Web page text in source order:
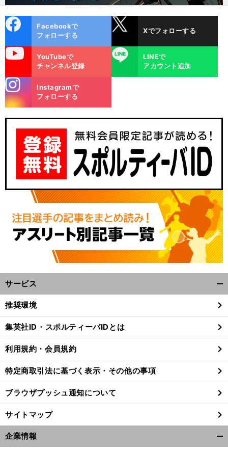
ok
Facebookで
フォローする
Xでフォローする
YouTubeで
チャンネル登録
LINE
LINEで
アカウント追加
m
Instagramで
フォローする
サービス
閉
る
推奨環境
集英社ID・スポルティーバIDとは
利用規約・会員規約
特定商取引法に基づく表示・その他の事項
ブラウザプッシュ通知について
サイトマップ
企業情報